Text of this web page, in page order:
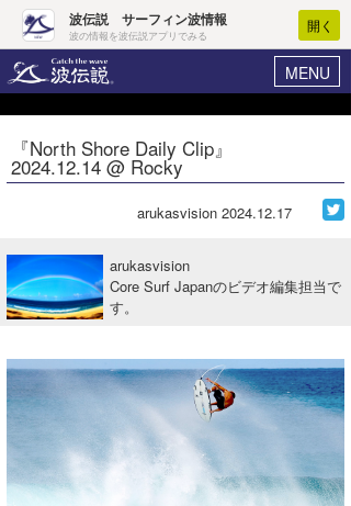
波伝説 サーフィン波情報
波の情報を波伝説アプリでみる
開く
MENU
ヘルプ マイホーム
ログイン
波情報･概況
WAVE HUNTER 波予想ツール
ニュース
サーフィンエリアガイド
会員メニュー
『North Shore Daily Clip』
2024.12.14 @ Rocky
arukasvision 2024.12.17
arukasvision
Core Surf Japanのビデオ編集担当で
す。
Core Surf Japan
アート＆エンタメ
トラベル
ショップ情報
ショップ情報
ウラナミ